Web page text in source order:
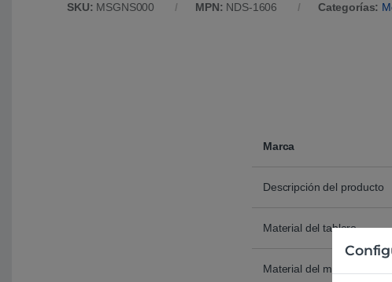
SKU: MSGNS000 MPN: NDS-1606 Categorías:
Marca
Descripción del producto
Material del tablero
Material del marco